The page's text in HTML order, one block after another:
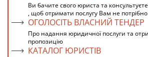
Ви бачите свого юриста та
, щоб отримати послугу Вам не
ОГОЛОСІТЬ ВЛАСНИЙ ТЕНДЕР
Про надання юридичної послуги та
пропозицію
КАТАЛОГ ЮРИСТІВ